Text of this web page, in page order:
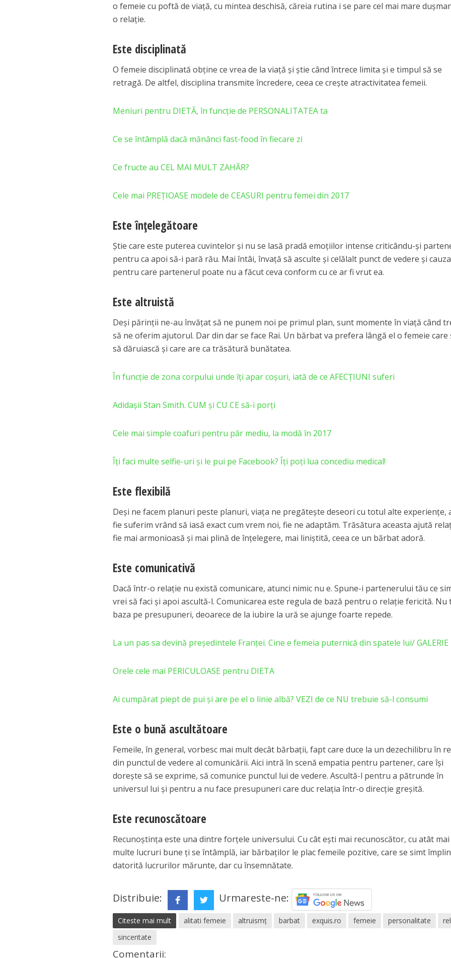
o femeie cu poftă de viață, cu mintea deschisă, căreia rutina i se pare cel mai mare
o relație.
Este disciplinată
O femeie disciplinată obţine ce vrea de la viaţă şi ştie când întrece limita şi e timpul să se
retragă. De altfel, disciplina transmite încredere, ceea ce creşte atractivitatea femeii.
Meniuri pentru DIETĂ, în funcție de PERSONALITATEA ta
Ce se întâmplă dacă mănânci fast-food în fiecare zi
Ce fructe au CEL MAI MULT ZAHĂR?
Cele mai PREȚIOASE modele de CEASURI pentru femei din 2017
Este înţelegătoare
Ştie care este puterea cuvintelor şi nu se lasă pradă emoţiilor intense criticându-şi
pentru ca apoi să-i pară rău. Mai întâi, învaţă să asculte şi celălalt punct de vedere şi cauza
pentru care partenerul poate nu a făcut ceva conform cu ce ar fi vrut ea.
Este altruistă
Deşi părinţii ne-au învăţat să ne punem noi pe primul plan, sunt momente în viaţă când
să ne oferim ajutorul. Dar din dar se face Rai. Un bărbat va prefera lângă el o femeie care
să dăruiască şi care are ca trăsătură bunătatea.
În funcție de zona corpului unde îți apar coșuri, iată de ce AFECȚIUNI suferi
Adidașii Stan Smith. CUM și CU CE să-i porți
Cele mai simple coafuri pentru păr mediu, la modă în 2017
Îţi faci multe selfie-uri şi le pui pe Facebook? Îți poți lua concediu medical!
Este flexibilă
Deşi ne facem planuri peste planuri, viaţa ne pregătește deseori cu totul alte experienţe,
fie suferim vrând să iasă exact cum vrem noi, fie ne adaptăm. Trăsătura aceasta ajută
fie mai armonioasă şi mai plină de înţelegere, mai liniştită, ceea ce un bărbat adoră.
Este comunicativă
Dacă într-o relaţie nu există comunicare, atunci nimic nu e. Spune-i partenerului tău ce
vrei să faci şi apoi ascultă-l. Comunicarea este regula de bază pentru o relație fericită. Nu
baza pe presupuneri, deoarece de la iubire la ură se ajunge foarte repede.
La un pas sa devină președintele Franței. Cine e femeia puternică din spatele lui/ GALERIE
Orele cele mai PERICULOASE pentru DIETA
Ai cumpărat piept de pui și are pe el o linie albă? VEZI de ce NU trebuie să-l consumi
Este o bună ascultătoare
Femeile, în general, vorbesc mai mult decât bărbaţii, fapt care duce la un dezechilibru în
din punctul de vedere al comunicării. Aici intră în scenă empatia pentru partener, care îşi
doreşte să se exprime, să comunice punctul lui de vedere. Ascultă-l pentru a pătrunde în
universul lui şi pentru a nu face presupuneri care duc relaţia într-o direcţie greşită.
Este recunoscătoare
Recunoştinţa este una dintre forţele universului. Cu cât eşti mai recunoscător, cu atât mai
multe lucruri bune ţi se întâmplă, iar bărbaţilor le plac femeile pozitive, care se simt
datorită lucrurilor mărunte, dar cu însemnătate.
Distribuie: Urmareste-ne:
Citeste mai mult alitati femeie altruismț barbat exquis.ro femeie personalitate
sinceritate
Comentarii: